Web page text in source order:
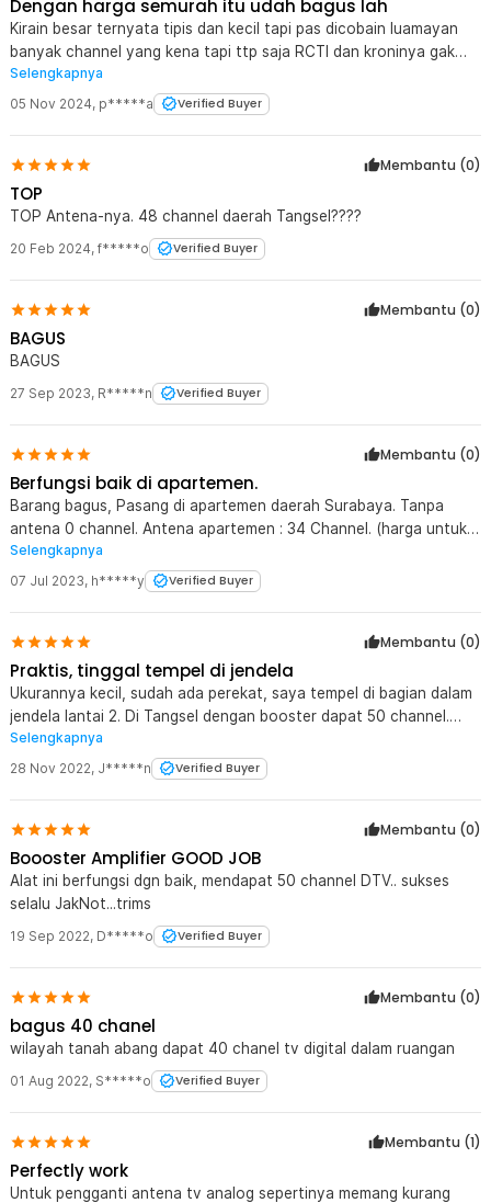
Dengan harga semurah itu udah bagus lah
Kirain besar ternyata tipis dan kecil tapi pas dicobain luamayan
banyak channel yang kena tapi ttp saja RCTI dan kroninya gak
kena harus disambung keluar
Selengkapnya
05 Nov 2024, p*****a Verified Buyer
Membantu (0)
TOP
TOP Antena-nya. 48 channel daerah Tangsel????
20 Feb 2024, f*****o Verified Buyer
Membantu (0)
BAGUS
BAGUS
27 Sep 2023, R*****n Verified Buyer
Membantu (0)
Berfungsi baik di apartemen.
Barang bagus, Pasang di apartemen daerah Surabaya. Tanpa
antena 0 channel. Antena apartemen : 34 Channel. (harga untuk
sambungan kabel coaxial 2 m yg bagus lebih mahal dari antena
taffware. Antena taffware : 39 Channel, lebih murah dan flexible.
Selengkapnya
07 Jul 2023, h*****y Verified Buyer
Membantu (0)
Praktis, tinggal tempel di jendela
Ukurannya kecil, sudah ada perekat, saya tempel di bagian dalam
jendela lantai 2. Di Tangsel dengan booster dapat 50 channel.
Booster sudah punya kabel USB, jadi tinggal colok ke TV buat
dapat daya listriknya.
Selengkapnya
28 Nov 2022, J*****n Verified Buyer
Membantu (0)
Boooster Amplifier GOOD JOB
Alat ini berfungsi dgn baik, mendapat 50 channel DTV.. sukses
selalu JakNot...trims
19 Sep 2022, D*****o Verified Buyer
Membantu (0)
bagus 40 chanel
wilayah tanah abang dapat 40 chanel tv digital dalam ruangan
01 Aug 2022, S*****o Verified Buyer
Membantu (1)
Perfectly work
Untuk pengganti antena tv analog sepertinya memang kurang